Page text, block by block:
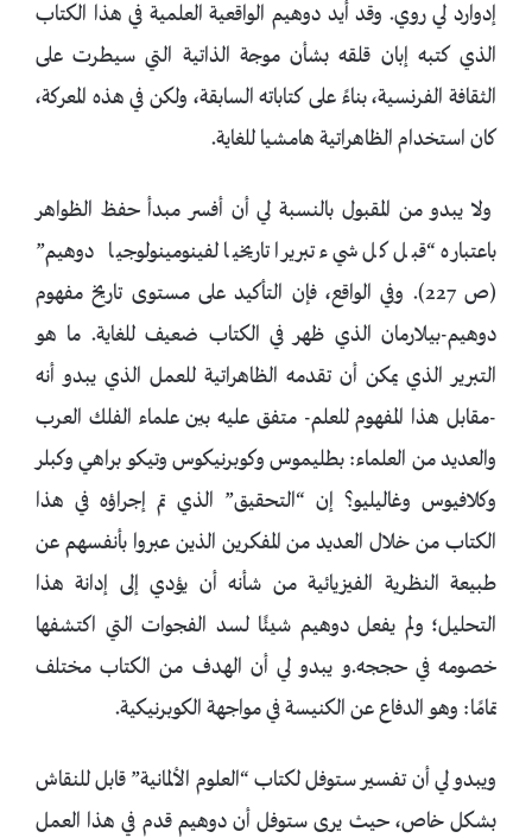
إدوارد لي روي. وقد أيد دوهيم الواقعية العلمية في هذا الكتاب
الذي كتبه إبان قلقه بشأن موجة الذاتية التي سيطرت على
الثقافة الفرنسية، بناءً على كتاباته السابقة، ولكن في هذه المعركة،
كان استخدام الظاهراتية هامشيا للغاية.
ولا يبدو من المقبول بالنسبة لي أن أفسر مبدأ حفظ الظواهر
باعتباره “قبل كل شيء تبريرا تاريخيا لفينومينولوجيا دوهيم”
(ص 227). وفي الواقع، فإن التأكيد على مستوى تاريخ مفهوم
دوهيم-بيلارمان الذي ظهر في الكتاب ضعيف للغاية. ما هو
التبرير الذي يمكن أن تقدمه الظاهراتية للعمل الذي يبدو أنه
-مقابل هذا المفهوم للعلم- متفق عليه بين علماء الفلك العرب
والعديد من العلماء: بطليموس وكوبرنيكوس وتيكو براهي وكبلر
وكلافيوس وغاليليو؟ إن “التحقيق” الذي تم إجراؤه في هذا
الكتاب من خلال العديد من المفكرين الذين عبروا بأنفسهم عن
طبيعة النظرية الفيزيائية من شأنه أن يؤدي إلى إدانة هذا
التحليل؛ ولم يفعل دوهيم شيئًا لسد الفجوات التي اكتشفها
خصومه في حججه.و يبدو لي أن الهدف من الكتاب مختلف
تمامًا: وهو الدفاع عن الكنيسة في مواجهة الكوبرنيكية.
ويبدو لي أن تفسير ستوفل لكتاب “العلوم الألمانية” قابل للنقاش
بشكل خاص، حيث يرى ستوفل أن دوهيم قدم في هذا العمل